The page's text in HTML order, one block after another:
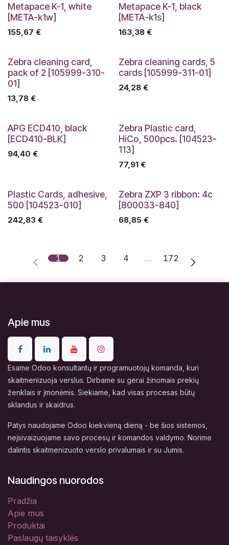
Metapace K-1, white
[META-k1w]
155,67 €
Metapace K-1, black
[META-k1s]
163,38€
Zebra cleaning card,
pack of 2 [105999-310-
01]
13,78 €
Zebra cleaning cards, 5
cards [105999-311-01]
24,28€
APG ECD410, black
[ECD410-BLK]
94,40 €
Zebra Plastic card,
HiCo, 500pcs. [104523-
113]
77,91€
Plastic Cards, adhesive,
500 [104523-010]
242,83 €
Zebra ZXP 3 ribbon: 4c
[800033-840]
68,85€
1 2 3 4 … 172
Apie mus
Esame Odoo konsultantų ir programuotojų komanda, kuri
skaitmenizuoja verslus. Dirbame su gerai žinomais prekių
ženklais ir įmonėmis. Siekiame, kad visas procesas būtų
sklandus ir skaidrus.
Patys naudojame Odoo kiekvieną dieną - be šios sistemos,
neįsivaizuojame savo procesų ir komandos valdymo. Norime
dalintis skaitmenizuoto verslo privalumais ir su Jumis.
Naudingos nuorodos
Pradžia
Apie mus
Produktai
Paslaugų taisyklės